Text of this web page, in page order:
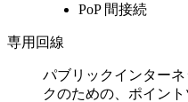
PoP 間接続
専用回線
パブリックインター
クのための、ポイン